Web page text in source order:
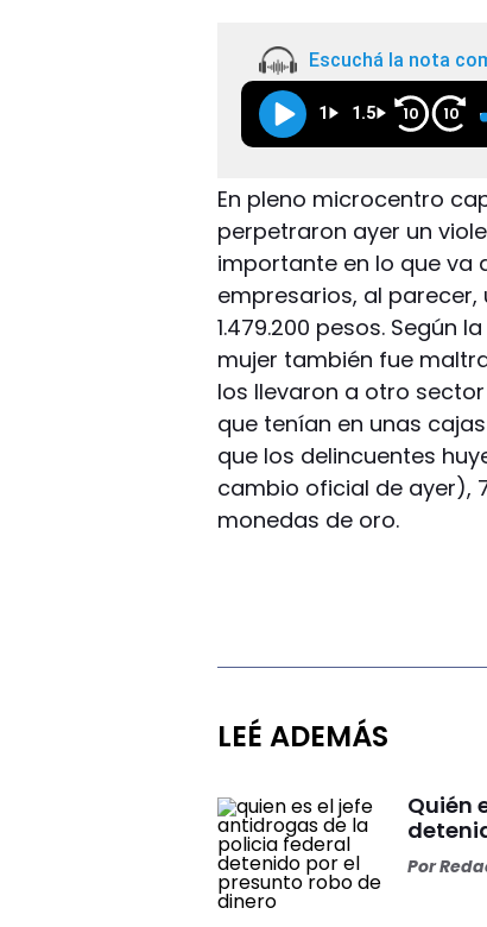
Escuchá la nota
1 1.5 10 10
En pleno microcentro
perpetraron ayer un
importante en lo que va
empresarios, al
1.479.200 pesos. Según
mujer también fue
los llevaron a otro
que tenían en unas
que los delincuentes
cambio oficial de ayer),
monedas de oro.
LEÉ ADEMÁS
Quién
Por